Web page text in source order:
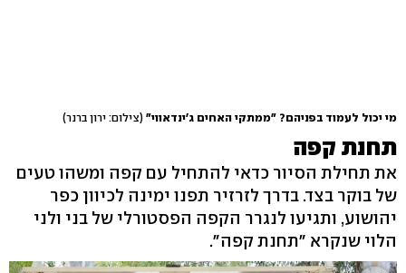
מי יכול לעמוד בפניהם? "ממתקי האחים ג'ינדאווי" (צילום: ירון ברנר)
תחנת קפה
את תחילת הסיור כדאי להתחיל עם קפה ומשהו טעים
של בוקר בצד. בדרך לזרזיר תפנו ימינה לכיוון כפר
יהושוע, ותגיעו לנגרר הקפה הפסטורלי של בני ולני
הלוי שנקרא "תחנת קפה".